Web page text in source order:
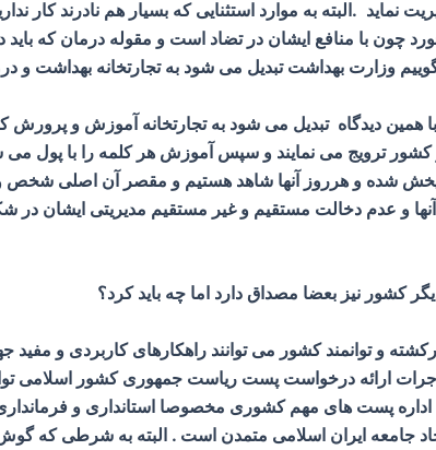
نماید .البته به موارد استثنایی که بسیار هم نادرند
با منافع ایشان در تضاد است و مقوله درمان که باید
وزارت بهداشت تبدیل می شود به تجارتخانه بهداشت و
دیدگاه تبدیل می شود به تجارتخانه آموزش و پرورش
ترویج می نمایند و سپس آموزش هر کلمه را با پول
پخش شده و هرروز آنها شاهد هستیم و مقصر آن اصلی
و عدم دخالت مستقیم و غیر مستقیم مدیریتی ایشان در
کشور نیز بعضا مصداق دارد اما چه باید کرد؟
و توانمند کشور می توانند راهکارهای کاربردی و مفید
جرات ارائه درخواست پست ریاست جمهوری کشور اسلامی
پست های مهم کشوری مخصوصا استانداری و
جامعه ایران اسلامی متمدن است . البته به شرطی که گوش